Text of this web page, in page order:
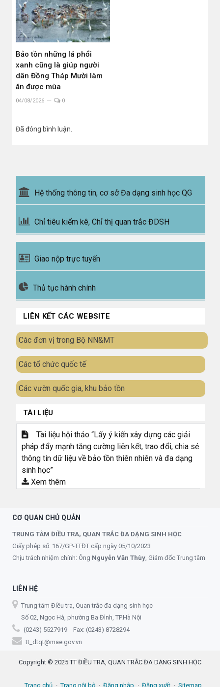
Bảo tồn những lá phổi
xanh cũng là giúp người
dân Đồng Tháp Mười làm
ăn được mùa
04/08/2026 0
Đã đóng bình luận.
Hệ thống thông tin, cơ sở Đa dạng sinh học QG
Chỉ tiêu kiểm kê, Chỉ thị quan trắc ĐDSH
Giao nộp trực tuyến
Thủ tục hành chính
LIÊN KẾT CÁC WEBSITE
Các đơn vị trong Bộ NN&MT
Các tổ chức quốc tế
Các vườn quốc gia, khu bảo tồn
TÀI LIỆU
Tài liệu hội thảo “Lấy ý kiến xây dựng các giải
pháp đẩy mạnh tăng cường liên kết, trao đổi, chia sẻ
thông tin dữ liệu về bảo tồn thiên nhiên và đa dạng
sinh học”
Xem thêm
CƠ QUAN CHỦ QUẢN
TRUNG TÂM ĐIỀU TRA, QUAN TRẮC ĐA DẠNG SINH HỌC
Giấy phép số: 167/GP-TTĐT cấp ngày 05/10/2023
Chịu trách nhiệm chính: Ông Nguyễn Văn Thùy , Giám đốc Trung tâm
LIÊN HỆ
Trung tâm Điều tra, Quan trắc đa dạng sinh học
Số 02, Ngọc Hà, phường Ba Đình, TP.Hà Nội
(0243) 5527919 Fax: (0243) 8728294
tt_dtqt@mae.gov.vn
Copyright © 2025 TT ĐIỀU TRA, QUAN TRẮC ĐA DẠNG SINH HỌC
Trang chủ Trang nội bộ Đăng nhập Đăng xuất Sitemap